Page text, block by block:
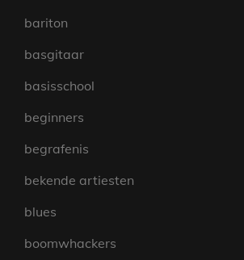
bariton
basgitaar
basisschool
beginners
begrafenis
bekende artiesten
blues
boomwhackers